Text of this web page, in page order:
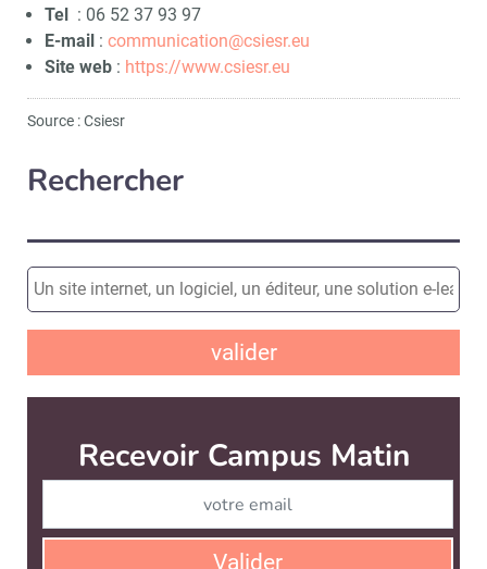
Tel : 06 52 37 93 97
E-mail: communication@csiesr.eu
Site web: https://www.csiesr.eu
Source : Csiesr
Rechercher
valider
Recevoir Campus Matin
Valider